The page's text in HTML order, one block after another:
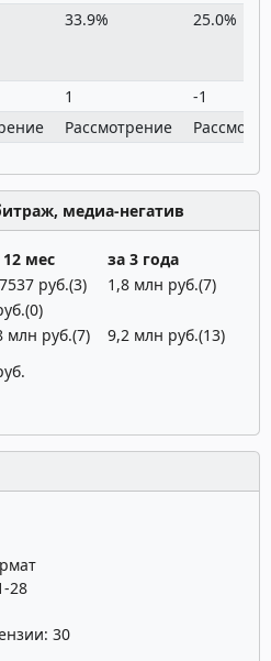
33.9% 25.0%
1
-1
Рассмотрение
медиа-негатив
12 мес
за 3 года
руб.(3)
1,8 млн руб.(7)
млн руб.(7)
9,2 млн руб.(13)
28
30